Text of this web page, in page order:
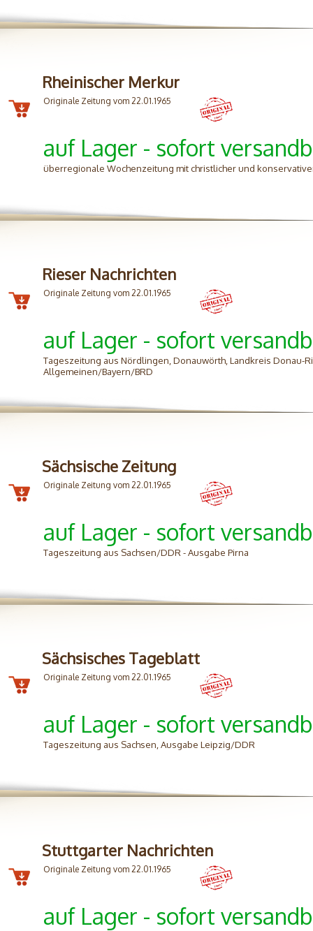
Rheinischer Merkur
Originale Zeitung vom 22.01.1965
auf Lager - sofort
überregionale Wochenzeitung mit christlicher und
Rieser Nachrichten
Originale Zeitung vom 22.01.1965
auf Lager - sofort
Tageszeitung aus Nördlingen, Donauwörth, Landkreis Donau-
Allgemeinen/Bayern/BRD
Sächsische Zeitung
Originale Zeitung vom 22.01.1965
auf Lager - sofort
Tageszeitung aus Sachsen/DDR - Ausgabe Pirna
Sächsisches Tageblatt
Originale Zeitung vom 22.01.1965
auf Lager - sofort
Tageszeitung aus Sachsen, Ausgabe Leipzig/DDR
Stuttgarter Nachrichten
Originale Zeitung vom 22.01.1965
auf Lager - sofort